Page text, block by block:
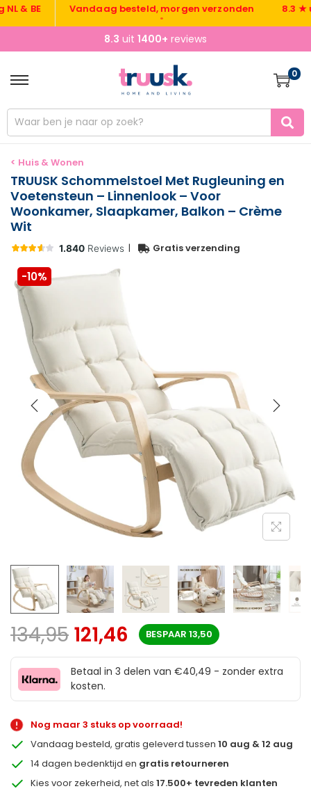
BE Vandaag besteld, morgen verzonden 8.3 ★ uit
8.3 uit 1400+ reviews
0
< Huis & Wonen
TRUUSK Schommelstoel Met Rugleuning en
Voetensteun – Linnenlook – Voor
Woonkamer, Slaapkamer, Balkon – Crème
Wit
| Gratis verzending
-10%
134,95 121,46 BESPAAR 13,50
Betaal in 3 delen van €40,49 - zonder extra
kosten.
Nog maar 3 stuks op voorraad!
Vandaag besteld, gratis geleverd tussen10 aug & 12 aug
14 dagen bedenktijd en gratis retourneren
Kies voor zekerheid, net als17.500+ tevreden klanten